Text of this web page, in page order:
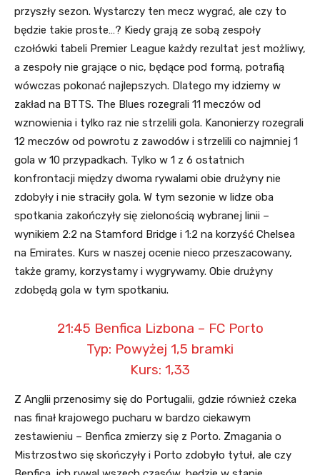
przyszły sezon. Wystarczy ten mecz wygrać, ale czy to
będzie takie proste…? Kiedy grają ze sobą zespoły
czołówki tabeli Premier League każdy rezultat jest możliwy,
a zespoły nie grające o nic, będące pod formą, potrafią
wówczas pokonać najlepszych. Dlatego my idziemy w
zakład na BTTS. The Blues rozegrali 11 meczów od
wznowienia i tylko raz nie strzelili gola. Kanonierzy rozegrali
12 meczów od powrotu z zawodów i strzelili co najmniej 1
gola w 10 przypadkach. Tylko w 1 z 6 ostatnich
konfrontacji między dwoma rywalami obie drużyny nie
zdobyły i nie straciły gola. W tym sezonie w lidze oba
spotkania zakończyły się zielonością wybranej linii –
wynikiem 2:2 na Stamford Bridge i 1:2 na korzyść Chelsea
na Emirates. Kurs w naszej ocenie nieco przeszacowany,
także gramy, korzystamy i wygrywamy. Obie drużyny
zdobędą gola w tym spotkaniu.
21:45 Benfica Lizbona – FC Porto
Typ: Powyżej 1,5 bramki
Kurs: 1,33
Z Anglii przenosimy się do Portugalii, gdzie również czeka
nas finał krajowego pucharu w bardzo ciekawym
zestawieniu – Benfica zmierzy się z Porto. Zmagania o
Mistrzostwo się skończyły i Porto zdobyło tytuł, ale czy